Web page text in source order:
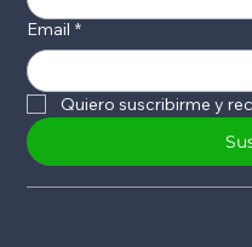
Email *
Quiero suscribirme y